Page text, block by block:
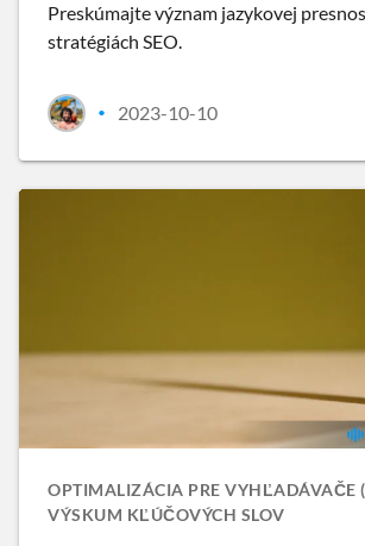
Preskúmajte význam jazykovej
stratégiách SEO.
• 2023-10-10
OPTIMALIZÁCIA PRE VYHĽADÁVAČE
VÝSKUM KĽÚČOVÝCH SLOV